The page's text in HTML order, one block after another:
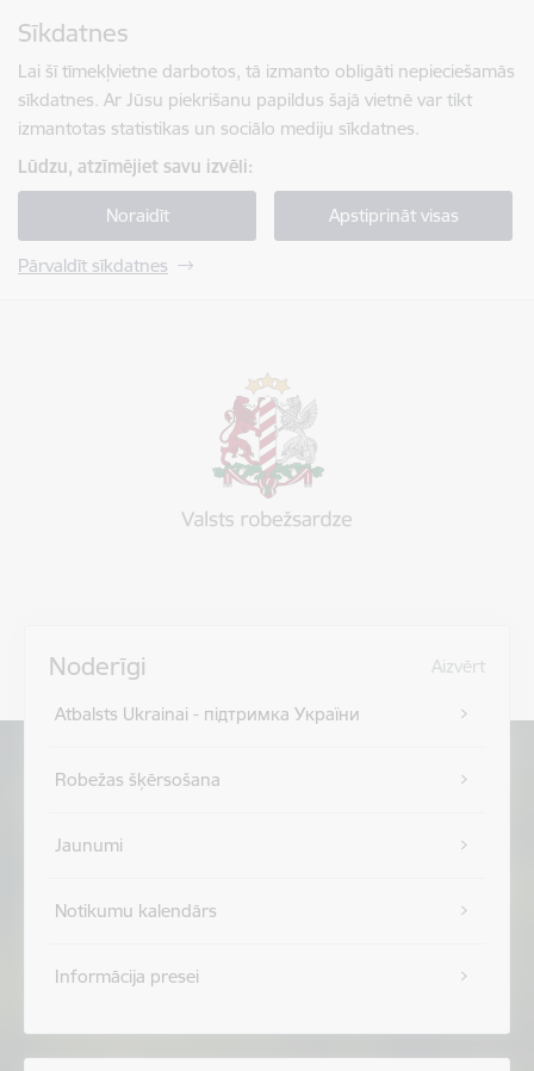
Sīkdatnes
Lai šī tīmekļvietne darbotos, tā izmanto obligāti nepieciešamās
sīkdatnes. Ar Jūsu piekrišanu papildus šajā vietnē var tikt
izmantotas statistikas un sociālo mediju sīkdatnes.
Lūdzu, atzīmējiet savu izvēli:
Noraidīt Apstiprināt visas
Pārvaldīt sīkdatnes
Noderīgi Aizvērt
Atbalsts Ukrainai - підтримка України
Robežas šķērsošana
Jaunumi
Notikumu kalendārs
Informācija presei